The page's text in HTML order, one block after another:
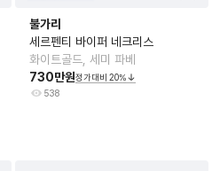
불가리
세르펜티 바이퍼 네크리스
화이트골드, 세미 파베
730만원정가대비 20%
538